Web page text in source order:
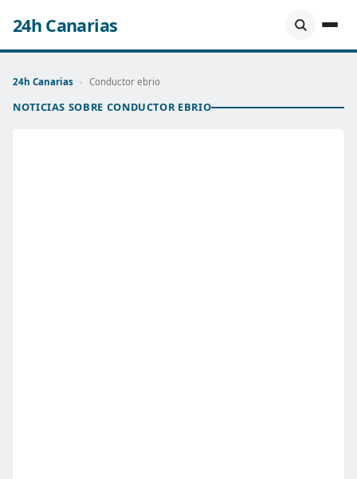
24h Canarias
24h Canarias › Conductor ebrio
NOTICIAS SOBRE CONDUCTOR EBRIO